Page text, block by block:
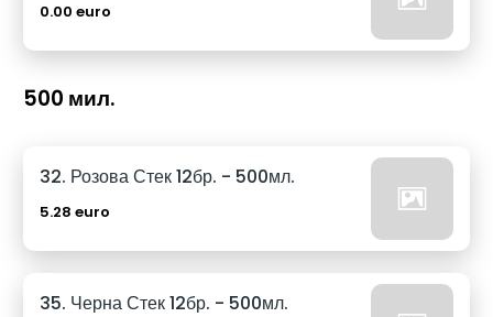
0.00 euro
500 мил.
32. Розова Стек 12бр. - 500мл.
5.28 euro
35. Черна Стек 12бр. - 500мл.